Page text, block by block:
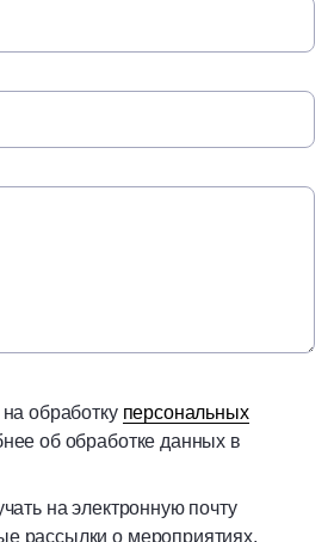
обработку персональных
об обработке данных в
на электронную почту
рассылки о мероприятиях,